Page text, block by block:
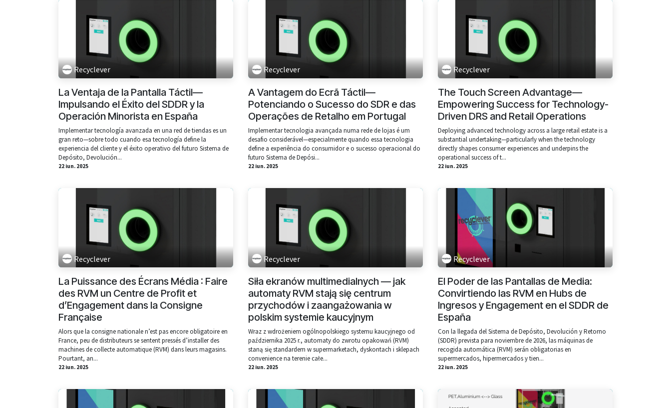
Recyclever
La Ventaja de la Pantalla Táctil—
Impulsando el Éxito del SDDR y la
Operación Minorista en España
Implementar tecnología avanzada en una red de tiendas es un
gran reto—sobre todo cuando esa tecnología define la
experiencia del cliente y el éxito operativo del futuro Sistema de
Depósito, Devolución...
22 iun. 2025
Recyclever
A Vantagem do Ecrã Táctil—
Potenciando o Sucesso do SDR e das
Operações de Retalho em Portugal
Implementar tecnologia avançada numa rede de lojas é um
desafio considerável—especialmente quando essa tecnologia
define a experiência do consumidor e o sucesso operacional do
futuro Sistema de Depósi...
22 iun. 2025
Recyclever
The Touch Screen Advantage—
Empowering Success for Technology-
Driven DRS and Retail Operations
Deploying advanced technology across a large retail estate is a
substantial undertaking—particularly when the technology
directly shapes consumer experiences and underpins the
operational success of t...
22 iun. 2025
Recyclever
La Puissance des Écrans Média : Faire
des RVM un Centre de Profit et
d’Engagement dans la Consigne
Française
Alors que la consigne nationale n’est pas encore obligatoire en
France, peu de distributeurs se sentent pressés d’installer des
machines de collecte automatique (RVM) dans leurs magasins.
Pourtant, an...
22 iun. 2025
Recyclever
Siła ekranów multimedialnych — jak
automaty RVM stają się centrum
przychodów i zaangażowania w
polskim systemie kaucyjnym
Wraz z wdrożeniem ogólnopolskiego systemu kaucyjnego od
października 2025 r., automaty do zwrotu opakowań (RVM)
staną się standardem w supermarketach, dyskontach i sklepach
convenience na terenie całe...
22 iun. 2025
Recyclever
El Poder de las Pantallas de Media:
Convirtiendo las RVM en Hubs de
Ingresos y Engagement en el SDDR de
España
Con la llegada del Sistema de Depósito, Devolución y Retorno
(SDDR) prevista para noviembre de 2026, las máquinas de
recogida automática (RVM) serán obligatorias en
supermercados, hipermercados y tien...
22 iun. 2025